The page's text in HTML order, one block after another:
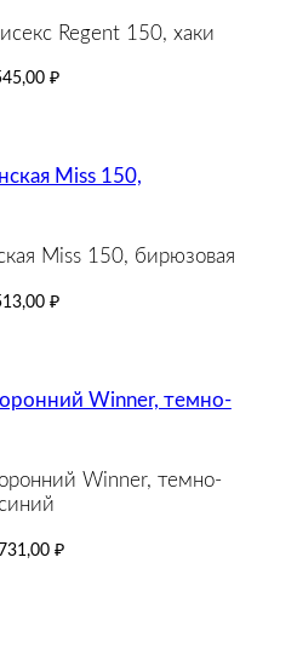
Regent 150, хаки
₽
Miss 150, бирюзовая
₽
Winner, темно-
синий
₽